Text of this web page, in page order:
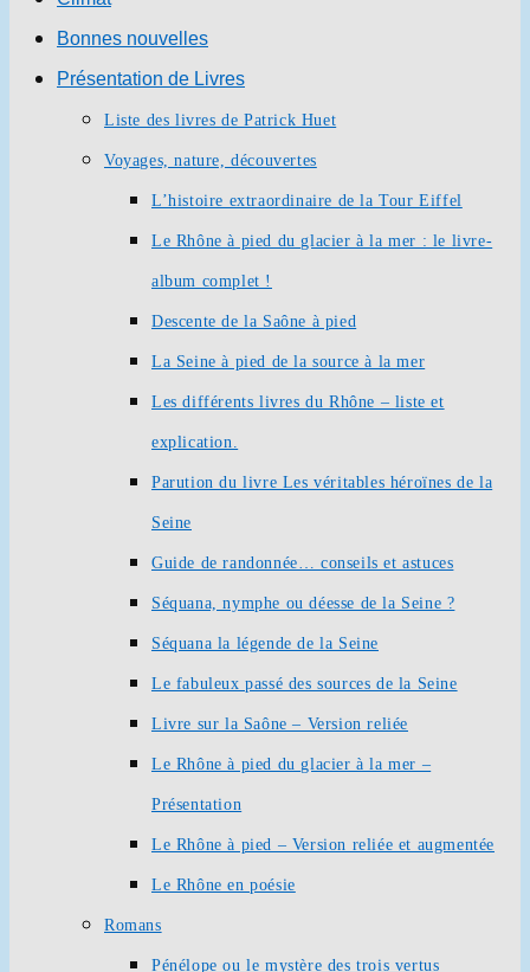
Bonnes nouvelles
Présentation de Livres
Liste des livres de Patrick Huet
Voyages, nature, découvertes
L’histoire extraordinaire de la Tour Eiffel
Le Rhône à pied du glacier à la mer : le livre-
album complet !
Descente de la Saône à pied
La Seine à pied de la source à la mer
Les différents livres du Rhône – liste et
explication.
Parution du livre Les véritables héroïnes de la
Seine
Guide de randonnée… conseils et astuces
Séquana, nymphe ou déesse de la Seine ?
Séquana la légende de la Seine
Le fabuleux passé des sources de la Seine
Livre sur la Saône – Version reliée
Le Rhône à pied du glacier à la mer –
Présentation
Le Rhône à pied – Version reliée et augmentée
Le Rhône en poésie
Romans
Pénélope ou le mystère des trois vertus